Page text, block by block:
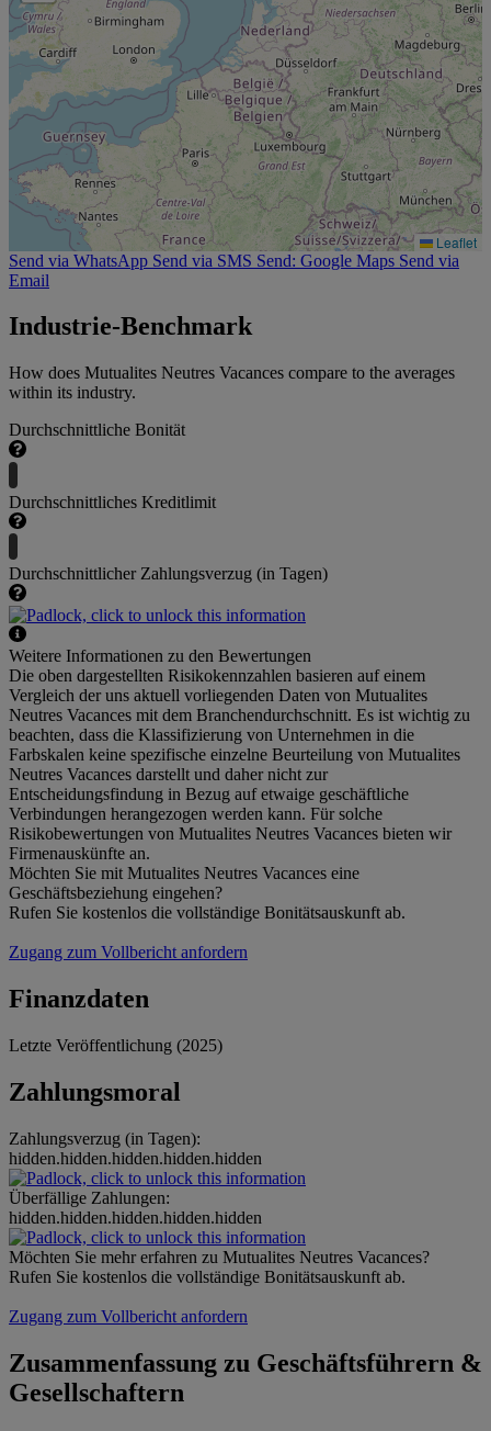
Leaflet
Send via WhatsApp Send via SMS Send: Google Maps Send via
Email
Industrie-Benchmark
How does Mutualites Neutres Vacances compare to the averages
within its industry.
Durchschnittliche Bonität
Durchschnittliches Kreditlimit
Durchschnittlicher Zahlungsverzug (in Tagen)
Weitere Informationen zu den Bewertungen
Die oben dargestellten Risikokennzahlen basieren auf einem
Vergleich der uns aktuell vorliegenden Daten von Mutualites
Neutres Vacances mit dem Branchendurchschnitt. Es ist wichtig zu
beachten, dass die Klassifizierung von Unternehmen in die
Farbskalen keine spezifische einzelne Beurteilung von Mutualites
Neutres Vacances darstellt und daher nicht zur
Entscheidungsfindung in Bezug auf etwaige geschäftliche
Verbindungen herangezogen werden kann. Für solche
Risikobewertungen von Mutualites Neutres Vacances bieten wir
Firmenauskünfte an.
Möchten Sie mit Mutualites Neutres Vacances eine
Geschäftsbeziehung eingehen?
Rufen Sie kostenlos die vollständige Bonitätsauskunft ab.
Zugang zum Vollbericht anfordern
Finanzdaten
Letzte Veröffentlichung (2025)
Zahlungsmoral
Zahlungsverzug (in Tagen):
hidden.hidden.hidden.hidden.hidden
Überfällige Zahlungen:
hidden.hidden.hidden.hidden.hidden
Möchten Sie mehr erfahren zu Mutualites Neutres Vacances?
Rufen Sie kostenlos die vollständige Bonitätsauskunft ab.
Zugang zum Vollbericht anfordern
Zusammenfassung zu Geschäftsführern &
Gesellschaftern